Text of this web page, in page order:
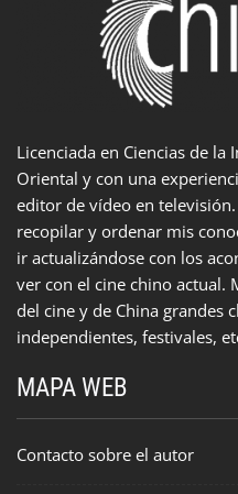
Licenciada en Ciencias de
Oriental y con una
editor de vídeo en
recopilar y ordenar mis
ir actualizándose con los
ver con el cine chino actual.
del cine y de China grandes
independientes, festivales,
MAPA WEB
Contacto sobre el autor